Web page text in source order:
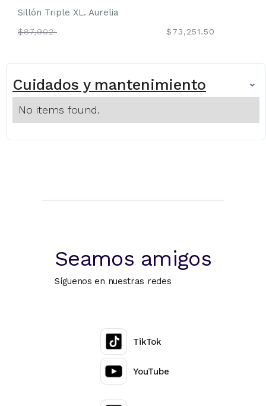
Sillón Triple XL. Aurelia
$87,902 $73,251.50
Cuidados y mantenimiento
No items found.
Seamos amigos
Síguenos en nuestras redes
TikTok
YouTube